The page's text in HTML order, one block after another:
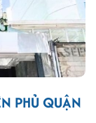
PHỦ QUẬN